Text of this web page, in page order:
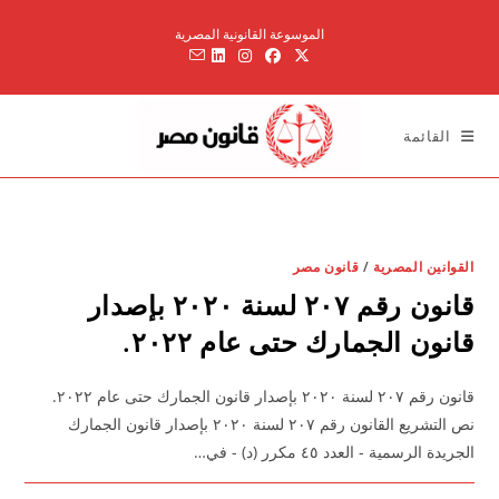
الموسوعة القانونية المصرية
القائمة
القوانين المصرية / قانون مصر
قانون رقم ٢٠٧ لسنة ٢٠٢٠ بإصدار
قانون الجمارك حتى عام ٢٠٢٢.
قانون رقم ٢٠٧ لسنة ٢٠٢٠ بإصدار قانون الجمارك حتى عام ٢٠٢٢.
نص التشريع القانون رقم ٢٠٧ لسنة ٢٠٢٠ بإصدار قانون الجمارك
الجريدة الرسمية - العدد ٤٥ مكرر (د) - في…